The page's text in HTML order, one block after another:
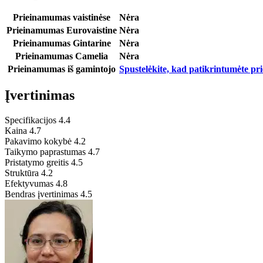
Prieinamumas vaistinėse
Nėra
Prieinamumas Eurovaistine Nėra
Prieinamumas Gintarine
Nėra
Prieinamumas Camelia
Nėra
Prieinamumas iš gamintojo Spustelėkite, kad patikrintumėte
Įvertinimas
Specifikacijos 4.4
Kaina 4.7
Pakavimo kokybė 4.2
Taikymo paprastumas 4.7
Pristatymo greitis 4.5
Struktūra 4.2
Efektyvumas 4.8
Bendras įvertinimas 4.5